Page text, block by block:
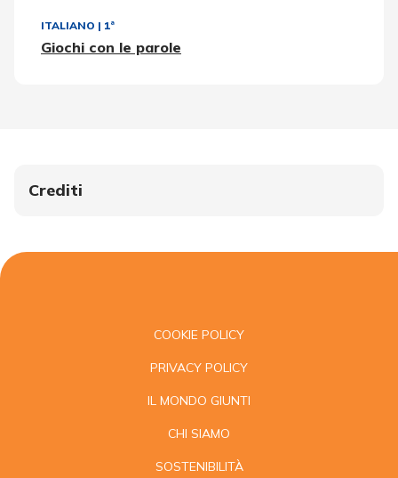
ITALIANO | 1ª
Giochi con le parole
Crediti
COOKIE POLICY
PRIVACY POLICY
IL MONDO GIUNTI
CHI SIAMO
SOSTENIBILITÀ